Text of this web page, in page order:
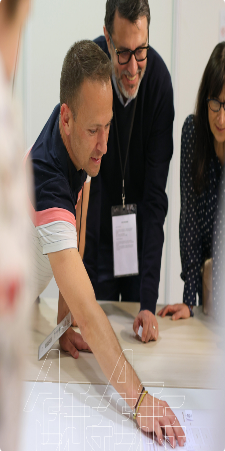
Connexion à votre espace
Nom d’utilisateur*
Mot de passe
Enregistrer mes informations de connexion
Enregistrer mes informations de connexion
Mot de passe oublié
Se connecter
Nouvel adhérent ? S'inscrire